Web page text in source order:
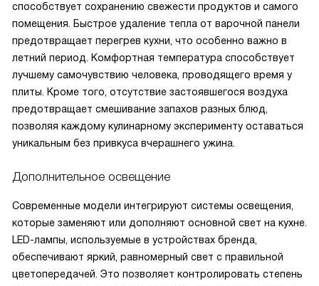
способствует сохранению свежести продуктов и самого
помещения. Быстрое удаление тепла от варочной панели
предотвращает перегрев кухни, что особенно важно в
летний период. Комфортная температура способствует
лучшему самочувствию человека, проводящего время у
плиты. Кроме того, отсутствие застоявшегося воздуха
предотвращает смешивание запахов разных блюд,
позволяя каждому кулинарному эксперименту оставаться
уникальным без привкуса вчерашнего ужина.
Дополнительное освещение
Современные модели интегрируют системы освещения,
которые заменяют или дополняют основной свет на кухне.
LED-лампы, используемые в устройствах бренда,
обеспечивают яркий, равномерный свет с правильной
цветопередачей. Это позволяет контролировать степень